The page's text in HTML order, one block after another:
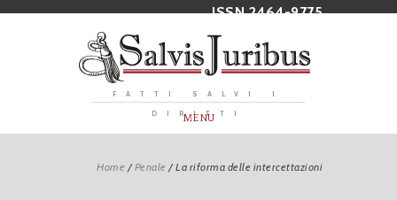
ISSN 2464-9775
FATTI SALVI I
DIRITTI
MENU
Home /Penale /La riforma delle intercettazioni